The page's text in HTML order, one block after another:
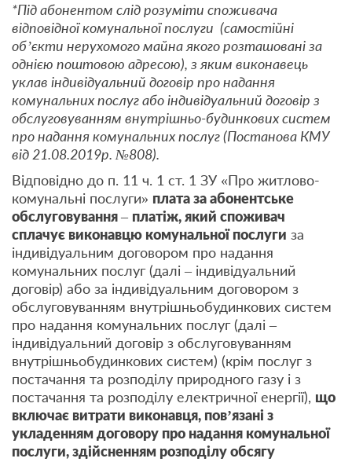
*Під абонентом слід розуміти споживача
відповідної комунальної послуги (самостійні
об’єкти нерухомого майна якого розташовані за
однією поштовою адресою), з яким виконавець
уклав індивідуальний договір про надання
комунальних послуг або індивідуальний договір з
обслуговуванням внутрішньо-будинкових систем
про надання комунальних послуг (Постанова КМУ
від 21.08.2019р. №808).
Відповідно до п. 11 ч. 1 ст. 1 ЗУ «Про житлово-
комунальні послуги» плата за абонентське
обслуговування– платіж, який споживач
сплачує виконавцю комунальної послуги за
індивідуальним договором про надання
комунальних послуг (далі – індивідуальний
договір) або за індивідуальним договором з
обслуговуванням внутрішньобудинкових систем
про надання комунальних послуг (далі –
індивідуальний договір з обслуговуванням
внутрішньобудинкових систем) (крім послуг з
постачання та розподілу природного газу і з
постачання та розподілу електричної енергії), що
включає витрати виконавця, пов’язані з
укладенням договору про надання комунальної
послуги, здійсненням розподілу обсягу